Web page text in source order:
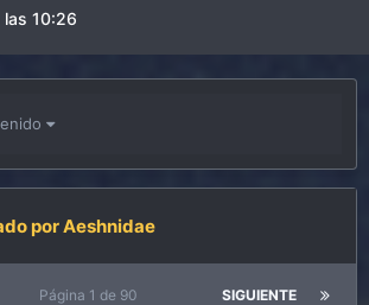
10:26
por Aeshnidae
SIGUIENTE
Página 1 de 90